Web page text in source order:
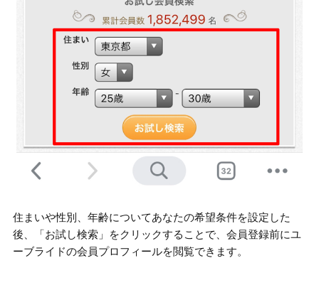
住まいや性別、年齢についてあなたの希望条件を設定した
後、「お試し検索」をクリックすることで、会員登録前にユ
ーブライドの会員プロフィールを閲覧できます。